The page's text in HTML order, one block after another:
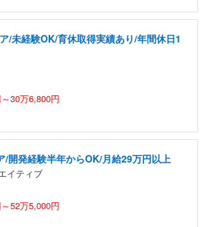
/未経験OK/育休取得実績あり/年間休日1
30万6,800円
/開発経験半年からOK/月給29万円以上
イティブ
52万5,000円